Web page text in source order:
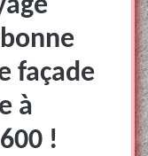
façade
à
!